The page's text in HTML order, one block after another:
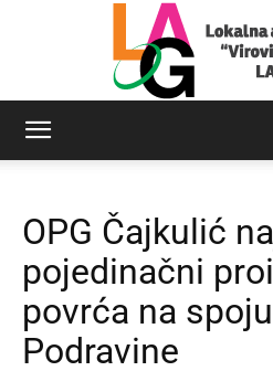
OPG Čajkulić
pojedinačni
povrća na
Podravine